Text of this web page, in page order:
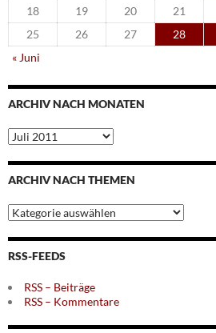
18
19 20 21
25
26 27 28
« Juni
ARCHIV NACH MONATEN
Archiv
nach
Monaten
ARCHIV NACH THEMEN
Archiv
nach
Themen
RSS-FEEDS
RSS – Beiträge
RSS – Kommentare